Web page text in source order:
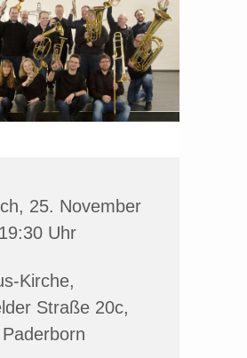
25. November
Uhr
Kirche,
Straße 20c,